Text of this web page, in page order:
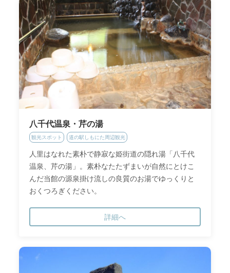
八千代温泉・芹の湯
観光スポット 道の駅しもにた周辺観光
人里はなれた素朴で静寂な姫街道の隠れ湯「八千代
温泉、芹の湯」。素朴なたたずまいが自然にとけこ
んだ当館の源泉掛け流しの良質のお湯でゆっくりと
おくつろぎください。
詳細へ